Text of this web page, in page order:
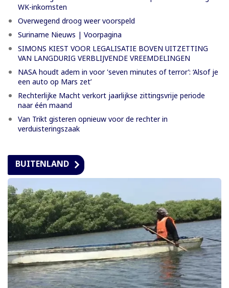
WK-inkomsten
Overwegend droog weer voorspeld
Suriname Nieuws | Voorpagina
SIMONS KIEST VOOR LEGALISATIE BOVEN UITZETTING
VAN LANGDURIG VERBLIJVENDE VREEMDELINGEN
NASA houdt adem in voor 'seven minutes of terror’: ‘Alsof je
een auto op Mars zet’
Rechterlijke Macht verkort jaarlijkse zittingsvrije periode
naar één maand
Van Trikt gisteren opnieuw voor de rechter in
verduisteringszaak
BUITENLAND